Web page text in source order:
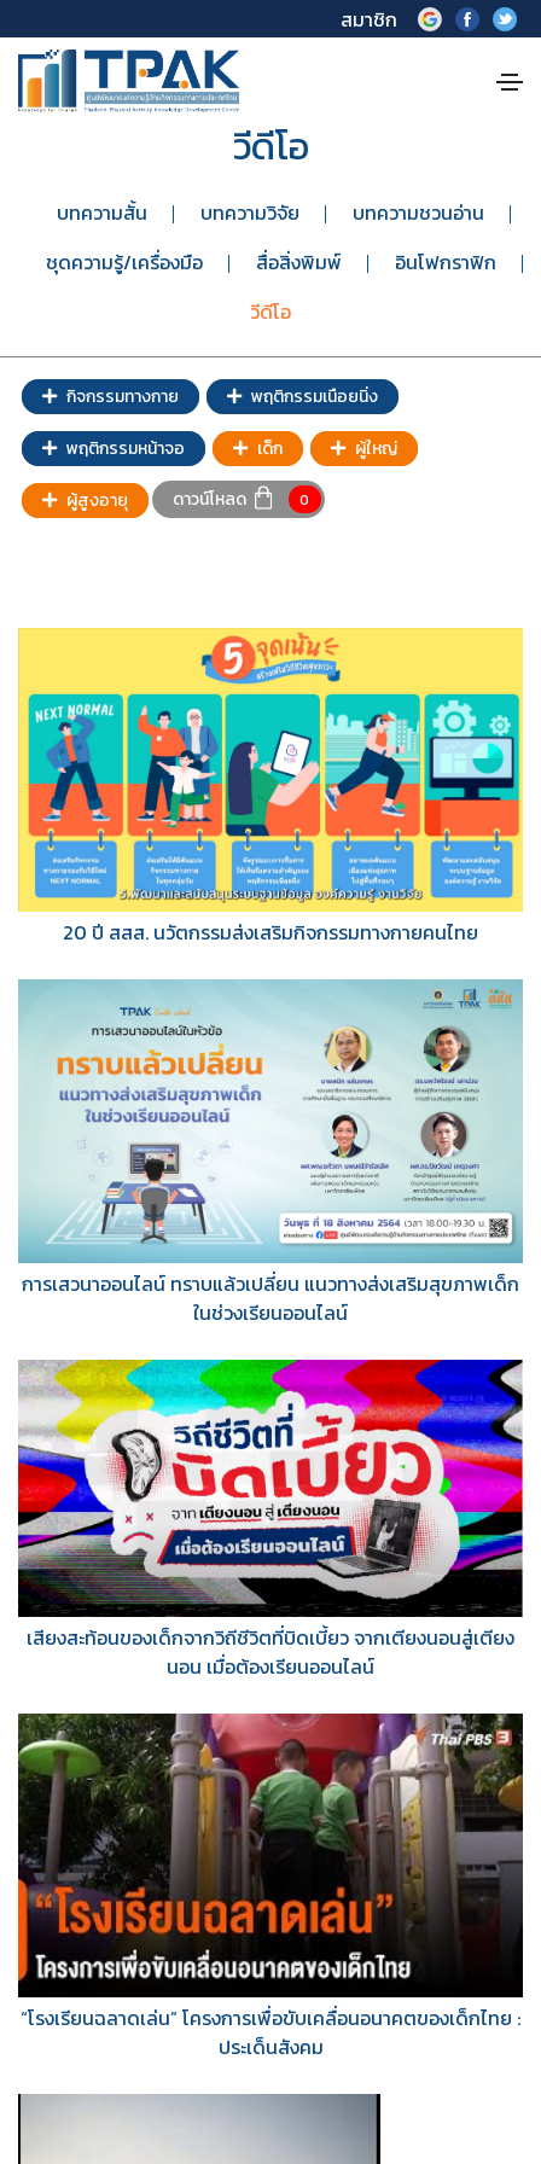
วีดีโอ
บทความสั้น บทความวิจัย
บทความชวนอ่าน
ชุดความรู้/เครื่องมือ
สื่อสิ่งพิมพ์
อินโฟกราฟิก
วีดีโอ
กิจกรรมทางกาย พฤติกรรมเนือยนิ่ง
พฤติกรรมหน้าจอ เด็ก ผู้ใหญ่
ผู้สูงอายุ ดาวน์โหลด 0
5 ชุด
Download
สมาชิก
20 ปี สสส. นวัตกรรมส่งเสริมกิจกรรมทางกายคนไทย
การเสวนาออนไลน์ ทราบแล้วเปลี่ยน แนวทางส่งเสริมสุขภาพเด็ก
ในช่วงเรียนออนไลน์
เสียงสะท้อนของเด็กจากวิถีชีวิตที่บิดเบี้ยว จากเตียงนอนสู่เตียง
นอน เมื่อต้องเรียนออนไลน์
“โรงเรียนฉลาดเล่น” โครงการเพื่อขับเคลื่อนอนาคตของเด็กไทย :
ประเด็นสังคม